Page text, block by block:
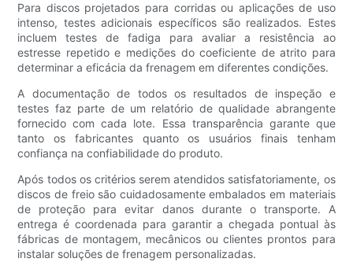
Para discos projetados para corridas ou aplicações de uso
intenso, testes adicionais específicos são realizados. Estes
incluem testes de fadiga para avaliar a resistência ao
estresse repetido e medições do coeficiente de atrito para
determinar a eficácia da frenagem em diferentes condições.
A documentação de todos os resultados de inspeção e
testes faz parte de um relatório de qualidade abrangente
fornecido com cada lote. Essa transparência garante que
tanto os fabricantes quanto os usuários finais tenham
confiança na confiabilidade do produto.
Após todos os critérios serem atendidos satisfatoriamente, os
discos de freio são cuidadosamente embalados em materiais
de proteção para evitar danos durante o transporte. A
entrega é coordenada para garantir a chegada pontual às
fábricas de montagem, mecânicos ou clientes prontos para
instalar soluções de frenagem personalizadas.